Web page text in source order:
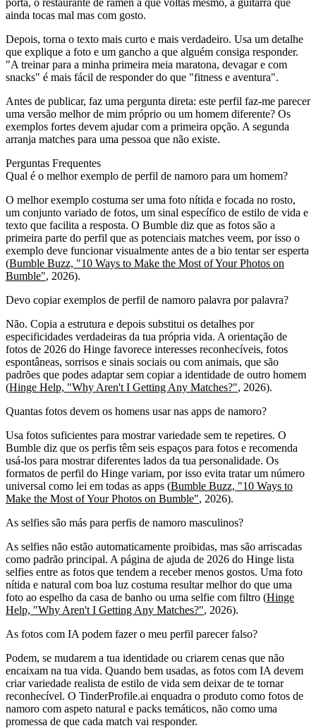
ainda tocas mal mas com gosto.
Depois, torna o texto mais curto e mais verdadeiro. Usa um detalhe
que explique a foto e um gancho a que alguém consiga responder.
"A treinar para a minha primeira meia maratona, devagar e com
snacks" é mais fácil de responder do que "fitness e aventura".
Antes de publicar, faz uma pergunta direta: este perfil faz-me parecer
uma versão melhor de mim próprio ou um homem diferente? Os
exemplos fortes devem ajudar com a primeira opção. A segunda
arranja matches para uma pessoa que não existe.
Perguntas Frequentes
Qual é o melhor exemplo de perfil de namoro para um homem?
O melhor exemplo costuma ser uma foto nítida e focada no rosto,
um conjunto variado de fotos, um sinal específico de estilo de vida e
texto que facilita a resposta. O Bumble diz que as fotos são a
primeira parte do perfil que as potenciais matches veem, por isso o
exemplo deve funcionar visualmente antes de a bio tentar ser esperta
(Bumble Buzz, "10 Ways to Make the Most of Your Photos on
Bumble", 2026).
Devo copiar exemplos de perfil de namoro palavra por palavra?
Não. Copia a estrutura e depois substitui os detalhes por
especificidades verdadeiras da tua própria vida. A orientação de
fotos de 2026 do Hinge favorece interesses reconhecíveis, fotos
espontâneas, sorrisos e sinais sociais ou com animais, que são
padrões que podes adaptar sem copiar a identidade de outro homem
(Hinge Help, "Why Aren't I Getting Any Matches?", 2026).
Quantas fotos devem os homens usar nas apps de namoro?
Usa fotos suficientes para mostrar variedade sem te repetires. O
Bumble diz que os perfis têm seis espaços para fotos e recomenda
usá-los para mostrar diferentes lados da tua personalidade. Os
formatos de perfil do Hinge variam, por isso evita tratar um número
universal como lei em todas as apps (Bumble Buzz, "10 Ways to
Make the Most of Your Photos on Bumble", 2026).
As selfies são más para perfis de namoro masculinos?
As selfies não estão automaticamente proibidas, mas são arriscadas
como padrão principal. A página de ajuda de 2026 do Hinge lista
selfies entre as fotos que tendem a receber menos gostos. Uma foto
nítida e natural com boa luz costuma resultar melhor do que uma
foto ao espelho da casa de banho ou uma selfie com filtro (Hinge
Help, "Why Aren't I Getting Any Matches?", 2026).
As fotos com IA podem fazer o meu perfil parecer falso?
Podem, se mudarem a tua identidade ou criarem cenas que não
encaixam na tua vida. Quando bem usadas, as fotos com IA devem
criar variedade realista de estilo de vida sem deixar de te tornar
reconhecível. O TinderProfile.ai enquadra o produto como fotos de
namoro com aspeto natural e packs temáticos, não como uma
promessa de que cada match vai responder.